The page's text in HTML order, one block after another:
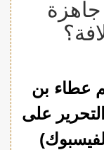
عطاء بن
على